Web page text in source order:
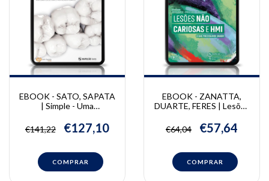
EBOOK - SATO, SAPATA
| Simple - Uma
Resinas Compostas |
Adriano Sapata, Claudio
€141,22 €127,10
EBOOK - ZANATTA,
DUARTE, FERES | Lesões
Danilo Antonio Duarte,
Murilo Feres, Rayssa
€64,04 €57,64